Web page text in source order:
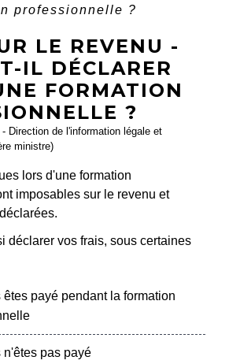
professionnelle ?
LE REVENU -
IL DÉCLARER
FORMATION
?
Direction de l'information légale et
ministre)
lors d'une formation
imposables sur le revenu et
déclarer vos frais, sous certaines
êtes payé pendant la formation
n'êtes pas payé